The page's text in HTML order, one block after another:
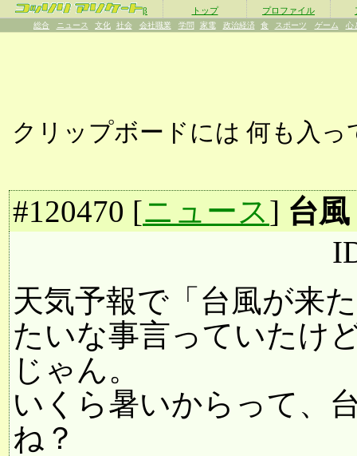
β トップ プロファイル
総合 ニュース 文化 社会 会社職業 学問 家電 政治経済 食 スポーツ ゲーム 心
クリップボードには 何も入っ
#120470 [ニュース] 台風
天気予報で「台風が来
たいな事言っていたけ
じゃん。
いくら暑いからって、
ね？